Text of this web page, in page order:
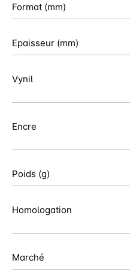
Format (mm)
Epaisseur (mm)
Vynil
Encre
Poids (g)
Homologation
Marché